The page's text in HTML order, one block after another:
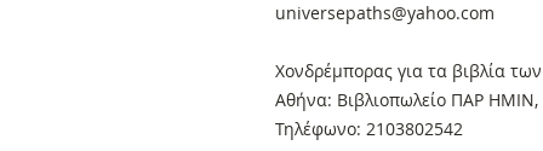
universepaths@yahoo.com
Xονδρέμπορας για τα βιβλία
Αθήνα: Βιβλιοπωλείο ΠΑΡ
Τηλέφωνο: 2103802542